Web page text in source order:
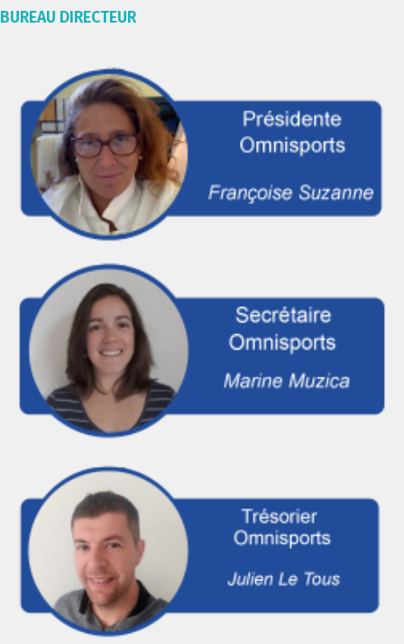
BUREAU DIRECTEUR